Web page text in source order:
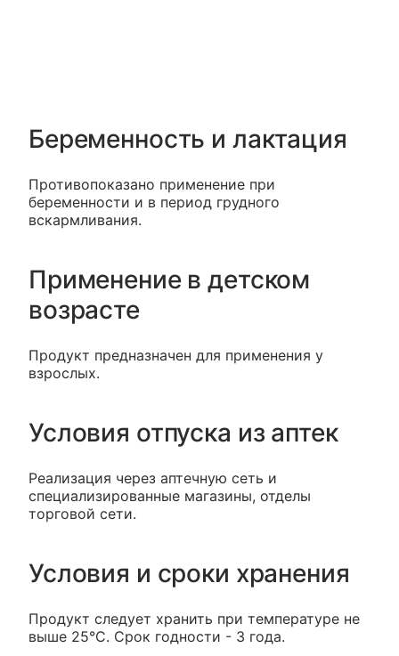
Беременность и лактация
Противопоказано применение при
беременности и в период грудного
вскармливания.
Применение в детском
возрасте
Продукт предназначен для применения у
взрослых.
Условия отпуска из аптек
Реализация через аптечную сеть и
специализированные магазины, отделы
торговой сети.
Условия и сроки хранения
Продукт следует хранить при температуре не
выше 25°С. Срок годности - 3 года.